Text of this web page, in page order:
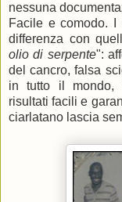
nessuna
Facile e comodo. I
differenza con
olio di serpente":
del cancro, falsa
in tutto il mondo,
risultati facili e
ciarlatano lascia